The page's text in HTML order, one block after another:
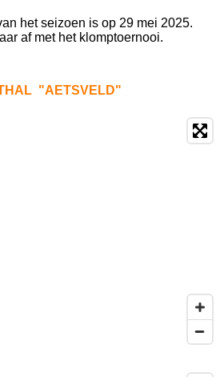
het seizoen is op 29 mei 2025.
af met het klomptoernooi.
"AETSVELD"